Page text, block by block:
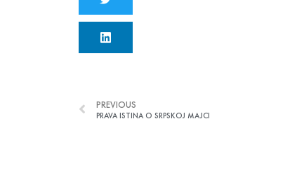
PREVIOUS
PRAVA ISTINA O SRPSKOJ MAJCI